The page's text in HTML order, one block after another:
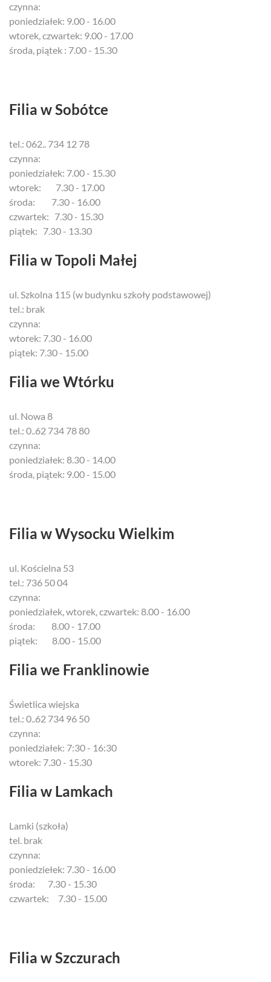
czynna:
poniedziałek: 9.00 - 16.00
wtorek, czwartek: 9.00 - 17.00
środa, piątek : 7.00 - 15.30
Filia w Sobótce
tel.: 062.. 734 12 78
czynna:
poniedziałek: 7.00 - 15.30
wtorek: 7.30 - 17.00
środa: 7.30 - 16.00
czwartek: 7.30 - 15.30
piątek: 7.30 - 13.30
Filia w Topoli Małej
ul. Szkolna 115 (w budynku szkoły podstawowej)
tel.: brak
czynna:
wtorek: 7.30 - 16.00
piątek: 7.30 - 15.00
Filia we Wtórku
ul. Nowa 8
tel.: 0..62 734 78 80
czynna:
poniedziałek: 8.30 - 14.00
środa, piątek: 9.00 - 15.00
Filia w Wysocku Wielkim
ul. Kościelna 53
tel.: 736 50 04
czynna:
poniedziałek, wtorek, czwartek: 8.00 - 16.00
środa: 8.00 - 17.00
piątek: 8.00 - 15.00
Filia we Franklinowie
Świetlica wiejska
tel.: 0..62 734 96 50
czynna:
poniedziałek: 7:30 - 16:30
wtorek: 7.30 - 15.30
Filia w Lamkach
Lamki (szkoła)
tel. brak
czynna:
poniedziełek: 7.30 - 16.00
środa: 7.30 - 15.30
czwartek: 7.30 - 15.00
Filia w Szczurach